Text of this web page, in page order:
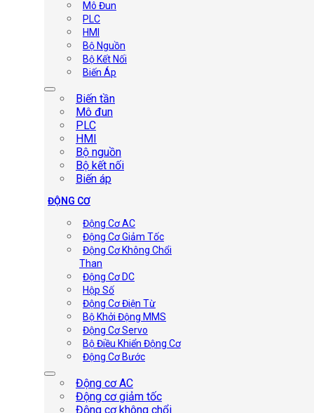
Mô Đun
PLC
HMI
Bộ Nguồn
Bộ Kết Nối
Biến Áp
Biến tần
Mô đun
PLC
HMI
Bộ nguồn
Bộ kết nối
Biến áp
ĐỘNG CƠ
Động Cơ AC
Động Cơ Giảm Tốc
Động Cơ Không Chổi
Than
Động Cơ DC
Hộp Số
Động Cơ Điện Từ
Bộ Khởi Động MMS
Động Cơ Servo
Bộ Điều Khiển Động Cơ
Động Cơ Bước
Động cơ AC
Động cơ giảm tốc
Động cơ không chổi